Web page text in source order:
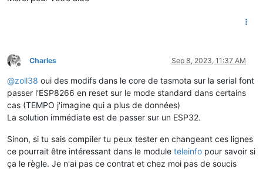
Offline
Charles Sep 8, 2023, 11:37 AM
@zoll38 oui des modifs dans le core de tasmota sur la serial font
passer l'ESP8266 en reset sur le mode standard dans certains
cas (TEMPO j'imagine qui a plus de données)
La solution immédiate est de passer sur un ESP32.
Sinon, si tu sais compiler tu peux tester en changeant ces lignes
ce pourrait être intéressant dans le module teleinfo pour savoir si
ça le règle. Je n'ai pas ce contrat et chez moi pas de soucis